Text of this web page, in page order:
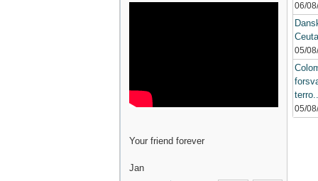
Your friend forever
Jan
06/
05/
terro..
05/